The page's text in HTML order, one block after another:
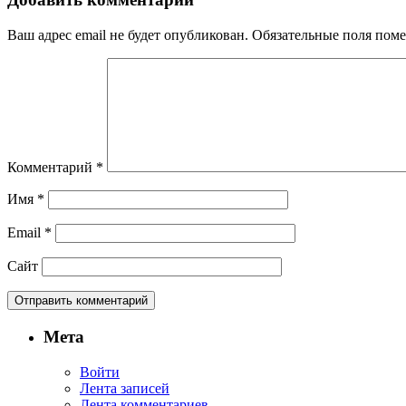
Ваш адрес email не будет опубликован. Обязательные поля
Комментарий *
Имя *
Email *
Сайт
Мета
Войти
Лента записей